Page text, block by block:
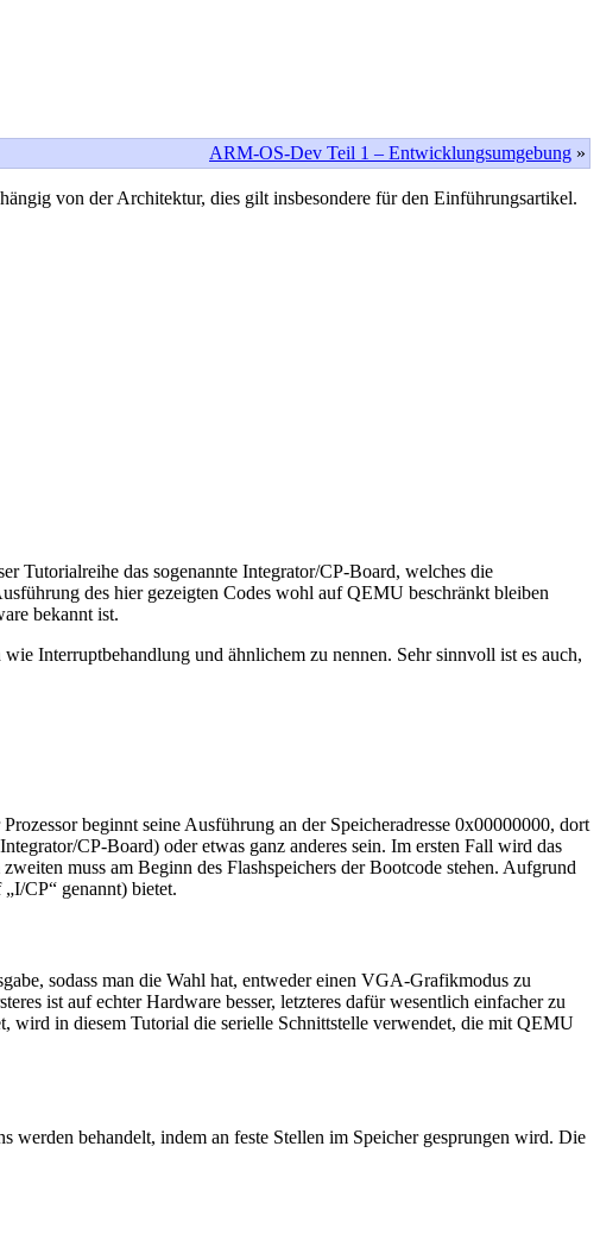
ARM-OS-Dev Teil 1 – Entwicklungsumgebung »
von der Architektur, dies gilt insbesondere für den Einführungsartikel.
Tutorialreihe das sogenannte Integrator/CP-Board, welches die
des hier gezeigten Codes wohl auf QEMU beschränkt bleiben
bekannt ist.
Interruptbehandlung und ähnlichem zu nennen. Sehr sinnvoll ist es auch,
beginnt seine Ausführung an der Speicheradresse 0x00000000, dort
CP-Board) oder etwas ganz anderes sein. Im ersten Fall wird das
muss am Beginn des Flashspeichers der Bootcode stehen. Aufgrund
CP“ genannt) bietet.
sodass man die Wahl hat, entweder einen VGA-Grafikmodus zu
ist auf echter Hardware besser, letzteres dafür wesentlich einfacher zu
wird in diesem Tutorial die serielle Schnittstelle verwendet, die mit QEMU
behandelt, indem an feste Stellen im Speicher gesprungen wird. Die